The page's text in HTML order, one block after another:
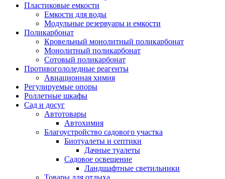
Пластиковые емкости
Емкости для воды
Модульные резервуары и емкости
Поликарбонат
Кровельный монолитный поликарбонат
Монолитный поликарбонат
Сотовый поликарбонат
Противогололедные реагенты
Авиационная химия
Регулируемые опоры
Роллетные шкафы
Сад и досуг
Автотовары
Автохимия
Благоустройство садового участка
Биотуалеты и септики
Дачные туалеты
Садовое освещение
Ландшафтные светильники